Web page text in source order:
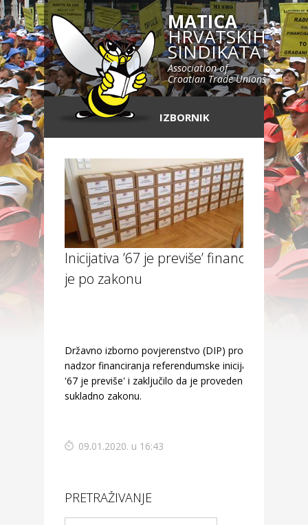
MATICA
HRVATSKIH
SINDIKATA
Association of
Croatian Trade Unions
IZBORNIK
Inicijativa ’67 je previše’ financirana
je po zakonu
Državno izborno povjerenstvo (DIP) provelo je
nadzor financiranja referendumske inicijative
'67 je previše' i zaključilo da je provedeno
sukladno zakonu.
09.01.2020. u 16:43
PRETRAŽIVANJE